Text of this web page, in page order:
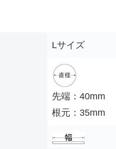
Lサイズ
先端：40mm
根元：35mm